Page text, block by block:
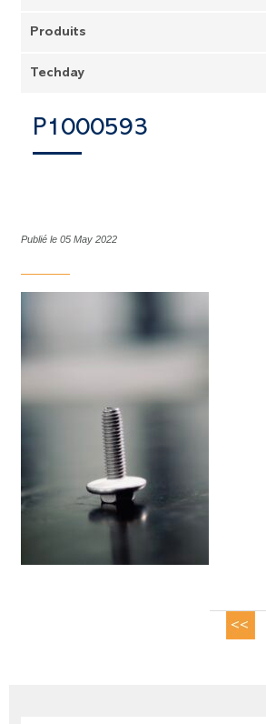
Produits
Techday
P1000593
Publié le 05 May 2022